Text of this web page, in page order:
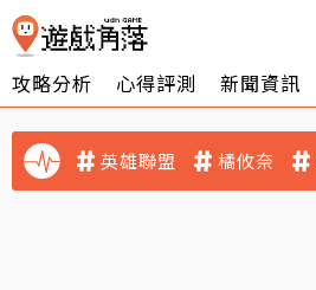
攻略分析 心得評測 新聞資訊
英雄聯盟 橘攸奈